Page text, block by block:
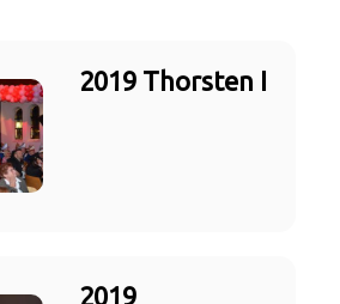
2019 Thorsten I
2019